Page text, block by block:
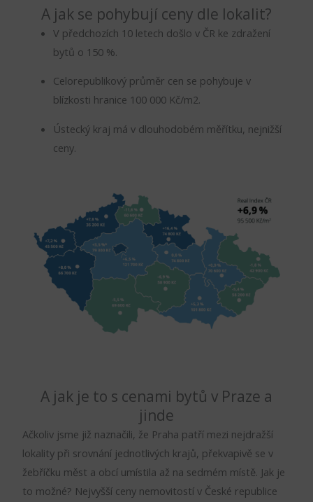
A jak se pohybují ceny dle lokalit?
V předchozích 10 letech došlo v ČR ke zdražení
bytů o 150 %.
Celorepublikový průměr cen se pohybuje v
blízkosti hranice 100 000 Kč/m2.
Ústecký kraj má v dlouhodobém měřítku, nejnižší
ceny.
A jak je to s cenami bytů v Praze a
jinde
Ačkoliv jsme již naznačili, že Praha patří mezi nejdražší
lokality při srovnání jednotlivých krajů, překvapivě se v
žebříčku měst a obcí umístila až na sedmém místě. Jak je
to možné? Nejvyšší ceny nemovitostí v České republice